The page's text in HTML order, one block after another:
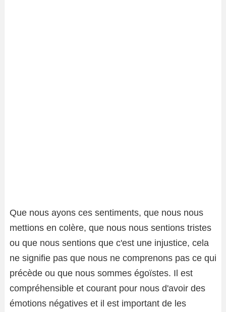
Que nous ayons ces sentiments, que nous nous
mettions en colère, que nous nous sentions tristes
ou que nous sentions que c'est une injustice, cela
ne signifie pas que nous ne comprenons pas ce qui
précède ou que nous sommes égoïstes. Il est
compréhensible et courant pour nous d'avoir des
émotions négatives et il est important de les